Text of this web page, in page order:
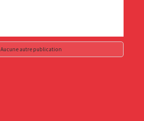
Aucune autre publication